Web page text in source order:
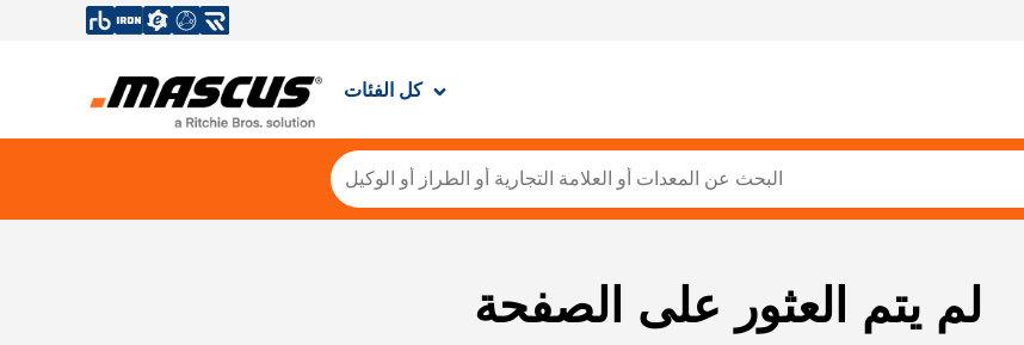
كل الفئات
لم يتم العثور على الصفحة